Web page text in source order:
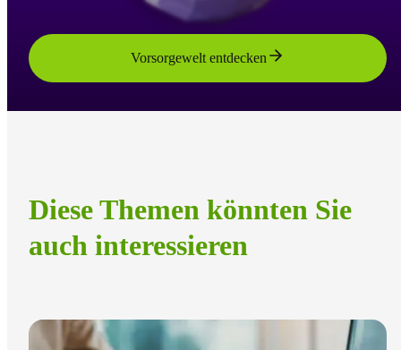
Vorsorgewelt entdecken
Diese Themen könnten Sie
auch interessieren